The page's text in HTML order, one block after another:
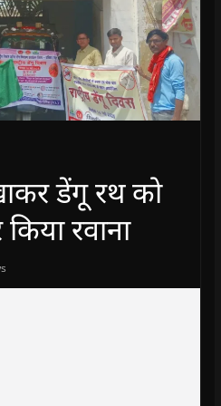
डेंगू रथ को
रवाना